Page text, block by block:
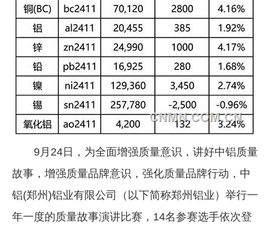
地矿 建设
党建工作
企业文化
《资源再生》杂志
行情报价
数字报
9月24日，为全面增强质量意识，讲好中铝质量
故事，增强质量品牌意识，强化质量品牌行动，中
铝(郑州)铝业有限公司（以下简称郑州铝业）举行一
年一度的质量故事演讲比赛，14名参赛选手依次登